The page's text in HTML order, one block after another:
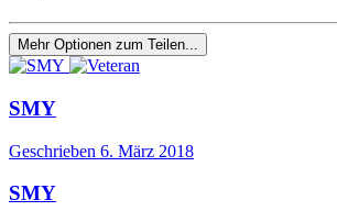
Mehr Optionen zum Teilen...
SMY
Geschrieben 6. März 2018
SMY